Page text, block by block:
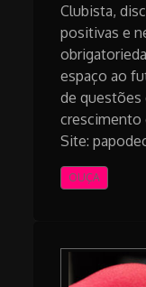
Clubista,
positivas e
espaço ao
de questões
crescimento
Site:
OUÇA